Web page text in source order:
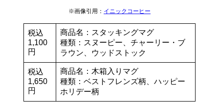
※画像引用： イニックコーヒー
税込
1,100
円
商品名：スタッキングマグ
種類：スヌーピー、チャーリー・ブ
ラウン、ウッドストック
税込
1,650
円
商品名：木箱入りマグ
種類：ベストフレンズ柄、ハッピー
ホリデー柄